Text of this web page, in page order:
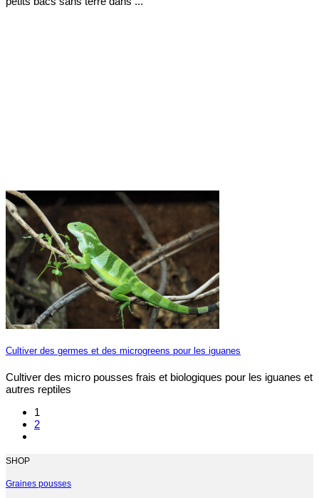
Cultiver des germes et des microgreens pour les iguanes
Cultiver des micro pousses frais et biologiques pour les iguanes et
autres reptiles
1
2
SHOP
Graines pousses